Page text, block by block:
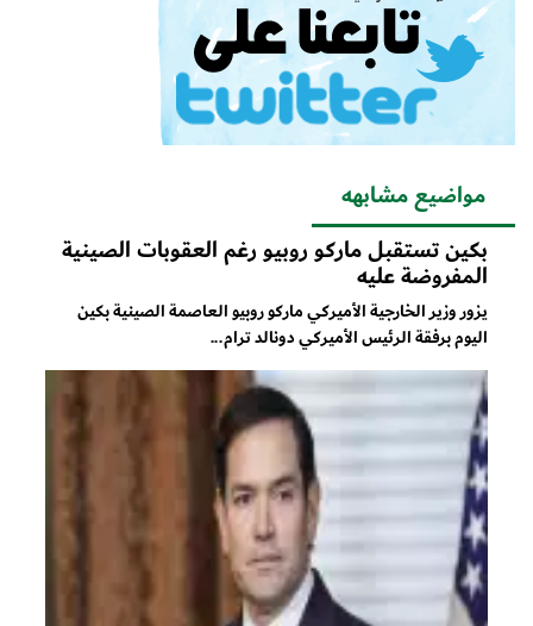
مواضيع مشابهه
بكين تستقبل ماركو روبيو رغم العقوبات الصينية
المفروضة عليه
يزور وزير الخارجية الأميركي ماركو روبيو العاصمة الصينية بكين
اليوم برفقة الرئيس الأميركي دونالد ترام...